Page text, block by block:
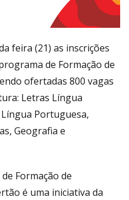
feira (21) as inscrições
de Formação de
ofertadas 800 vagas
Letras Língua
Portuguesa,
Geografia e
Formação de
é uma iniciativa da